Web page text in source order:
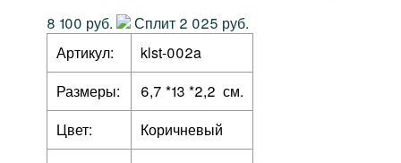
8 100 руб.
Сплит 2 025 руб.
Артикул:
klst-002a
Размеры:
6,7 *13 *2,2 см.
Цвет:
Коричневый